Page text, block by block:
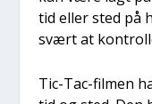
tid eller sted på
svært at
Tic-Tac-fil­men